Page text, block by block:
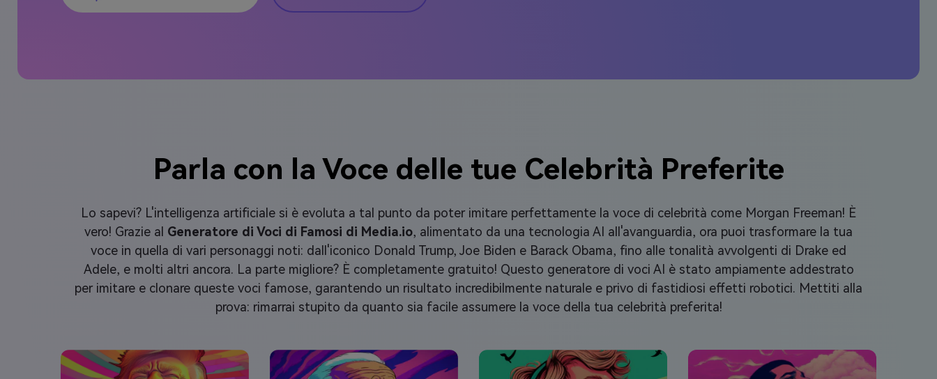
Parla con la Voce delle tue Celebrità Preferite
Lo sapevi? L'intelligenza artificiale si è evoluta a tal punto da poter imitare perfettamente la voce di celebrità come Morgan Freeman! È
vero! Grazie al Generatore di Voci di Famosi di Media.io, alimentato da una tecnologia AI all'avanguardia, ora puoi trasformare la tua
voce in quella di vari personaggi noti: dall'iconico Donald Trump, Joe Biden e Barack Obama, fino alle tonalità avvolgenti di Drake ed
Adele, e molti altri ancora. La parte migliore? È completamente gratuito! Questo generatore di voci AI è stato ampiamente addestrato
per imitare e clonare queste voci famose, garantendo un risultato incredibilmente naturale e privo di fastidiosi effetti robotici. Mettiti alla
prova: rimarrai stupito da quanto sia facile assumere la voce della tua celebrità preferita!